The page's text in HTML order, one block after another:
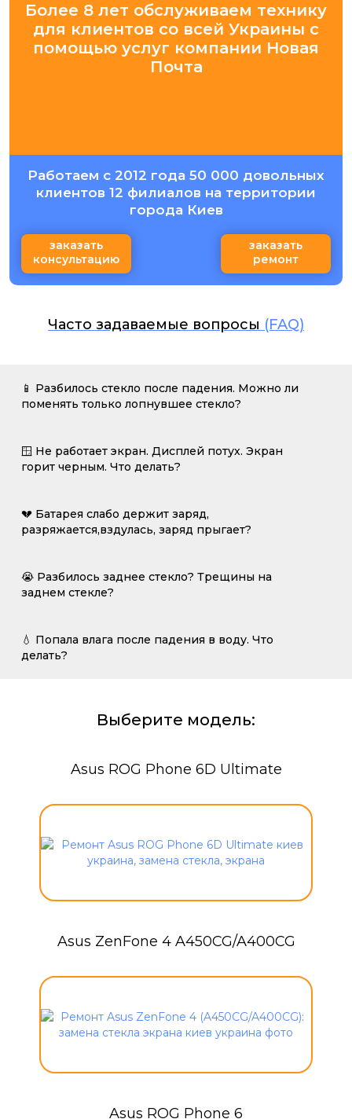
Более 8 лет обслуживаем технику
для клиентов со всей Украины с
помощью услуг компании Новая
Почта
Работаем с 2012 года 50 000 довольных
клиентов 12 филиалов на территории
города Киев
заказать
консультацию
заказать
ремонт
Часто задаваемые вопросы (FAQ)
📱 Разбилось стекло после падения. Можно ли
поменять только лопнувшее стекло?
🪟 Не работает экран. Дисплей потух. Экран
горит черным. Что делать?
💔 Батарея слабо держит заряд,
разряжается,вздулась, заряд прыгает?
😭 Разбилось заднее стекло? Трещины на
заднем стекле?
💧 Попала влага после падения в воду. Что
делать?
Выберите модель:
Asus ROG Phone 6D Ultimate
Asus ZenFone 4 A450CG/A400CG
Asus ROG Phone 6